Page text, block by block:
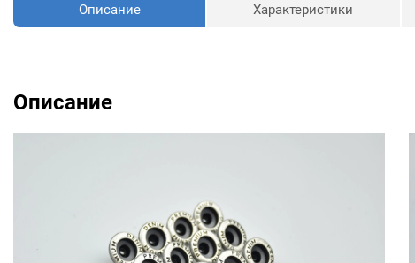
Описание Характеристики
Описание